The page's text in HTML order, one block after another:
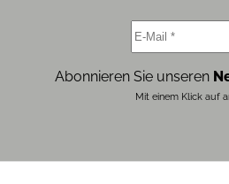
Abonnieren Sie unseren
Mit einem Klick auf